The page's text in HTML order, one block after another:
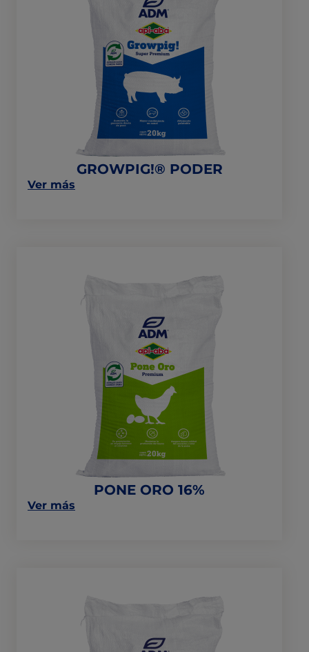
GROWPIG!
®
PODER
GROWPIG!® PODER
Ver más
PONE
ORO
16%
PONE ORO 16%
Ver más